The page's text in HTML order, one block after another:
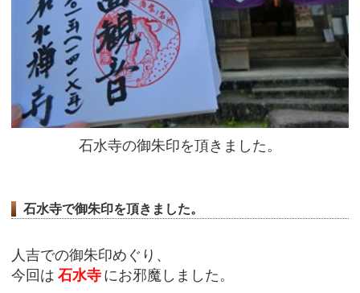
石水寺の御朱印を頂きました。
石水寺で御朱印を頂きました。
人吉での御朱印めぐり、
今回は 石水寺 にお邪魔しました。